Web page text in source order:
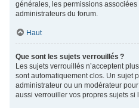
générales, les permissions
administrateurs du forum.
Haut
Que sont les sujets verrouillés ?
Les sujets verrouillés n’acceptent
sont automatiquement clos. Un sujet
administrateur ou un modérateur
aussi verrouiller vos propres sujets si